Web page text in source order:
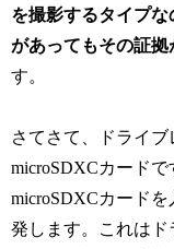
を撮影するタイプ
があってもその証
す。
さてさて、ドライ
microSDXCカード
microSDXCカード
発します。これは